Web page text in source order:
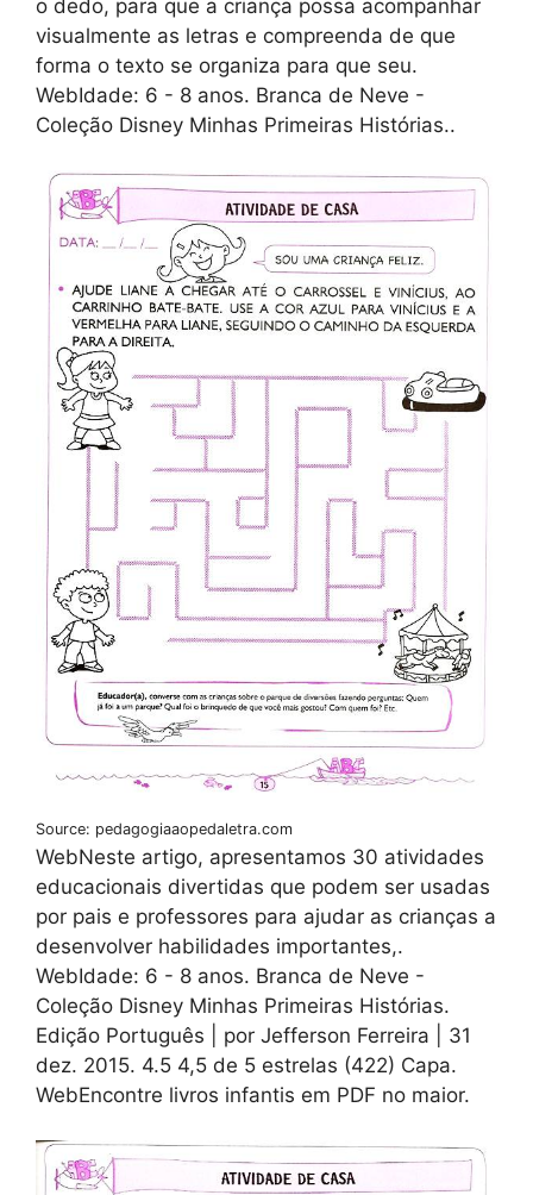
o dedo, para que a criança possa acompanhar
visualmente as letras e compreenda de que
forma o texto se organiza para que seu.
WebIdade: 6 - 8 anos. Branca de Neve -
Coleção Disney Minhas Primeiras Histórias..
Source: pedagogiaaopedaletra.com
WebNeste artigo, apresentamos 30 atividades
educacionais divertidas que podem ser usadas
por pais e professores para ajudar as crianças a
desenvolver habilidades importantes,.
WebIdade: 6 - 8 anos. Branca de Neve -
Coleção Disney Minhas Primeiras Histórias.
Edição Português | por Jefferson Ferreira | 31
dez. 2015. 4.5 4,5 de 5 estrelas (422) Capa.
WebEncontre livros infantis em PDF no maior.